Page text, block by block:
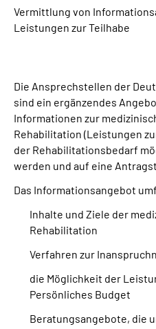
Über uns & Presse
Suche
Language
Inhalte in
Leichte Sprache
Mein
Vermittlung von
Leistungen zur Teilhabe
Die Ansprechstellen der
sind ein ergänzendes
Informationen zur
Rehabilitation (Leistungen
der Rehabilitationsbedarf
werden und auf eine
Das Informationsangebot
Inhalte und Ziele der
Rehabilitation
Verfahren zur
die Möglichkeit der
Persönliches Budget
Beratungsangebote, die